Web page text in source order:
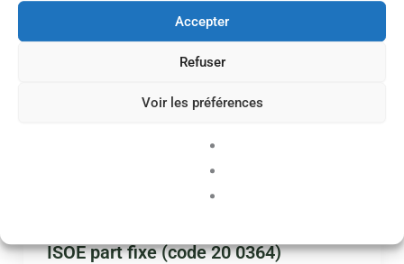
Accepter
Refuser
Voir les préférences
(code 20 0576)
mar 18 Mar 2025
ISOE part fixe (code 20 0364)